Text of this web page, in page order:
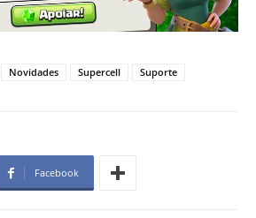
Novidades Supercell Suporte
Facebook